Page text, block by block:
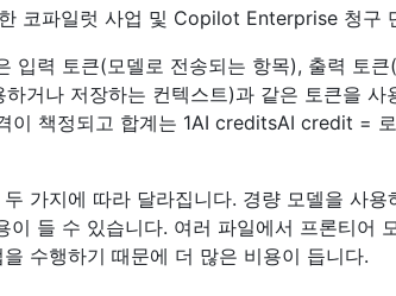
코파일럿 사업 및 Copilot Enterprise 청구
입력 토큰(모델로 전송되는 항목), 출력 토큰
거나 저장하는 컨텍스트)과 같은 토큰을 사
이 책정되고 합계는 1AI creditsAI credit =
가지에 따라 달라집니다. 경량 모델을 사용
들 수 있습니다. 여러 파일에서 프론티어
수행하기 때문에 더 많은 비용이 듭니다.